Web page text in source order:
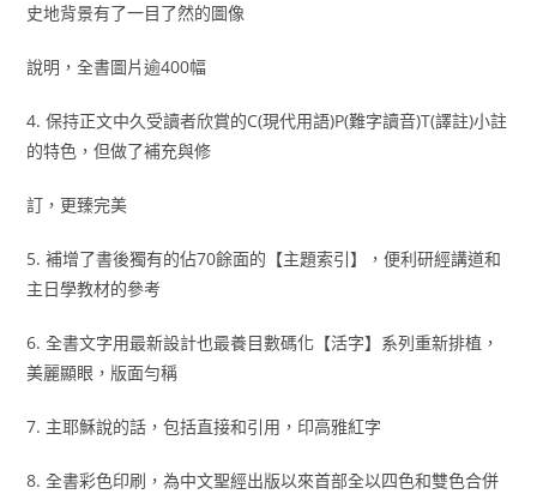
史地背景有了一目了然的圖像
說明，全書圖片逾400幅
4. 保持正文中久受讀者欣賞的C(現代用語)P(難字讀音)T(譯註)小註
的特色，但做了補充與修
訂，更臻完美
5. 補增了書後獨有的佔70餘面的【主題索引】，便利研經講道和
主日學教材的參考
6. 全書文字用最新設計也最養目數碼化【活字】系列重新排植，
美麗顯眼，版面勻稱
7. 主耶穌說的話，包括直接和引用，印高雅紅字
8. 全書彩色印刷，為中文聖經出版以來首部全以四色和雙色合併